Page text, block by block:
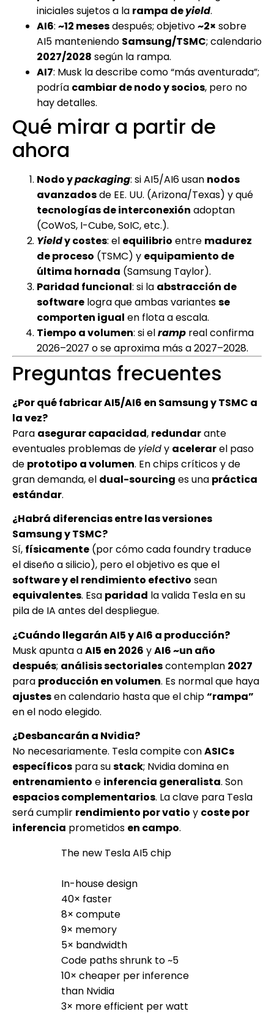
iniciales sujetos a la rampa deyield.
AI6: ~12 mesesdespués; objetivo~2× sobre
AI5 manteniendo Samsung/TSMC; calendario
2027/2028 según la rampa.
AI7: Musk la describe como “más aventurada”;
podría cambiar de nodo y socios, pero no
hay detalles.
Qué mirar a partir de
ahora
Nodo ypackaging: si AI5/AI6 usan nodos
avanzadosde EE. UU. (Arizona/Texas) y qué
tecnologías de interconexión adoptan
(CoWoS, I-Cube, SoIC, etc.).
Yieldy costes: el equilibrio entre madurez
de proceso (TSMC) y equipamiento de
última hornada (Samsung Taylor).
Paridad funcional: si la abstracción de
software logra que ambas variantesse
comporten igual en flota a escala.
Tiempo a volumen: si elramp real confirma
2026–2027 o se aproxima más a 2027–2028.
Preguntas frecuentes
¿Por qué fabricar AI5/AI6 en Samsung y TSMC a
la vez?
Para asegurar capacidad, redundarante
eventuales problemas de yieldy acelerarel paso
de prototipo a volumen. En chips críticos y de
gran demanda, el dual-sourcing es una práctica
estándar.
¿Habrá diferencias entre las versiones
Samsung y TSMC?
Sí, físicamente (por cómo cada foundry traduce
el diseño a silicio), pero el objetivo es que el
software y el rendimiento efectivo sean
equivalentes. Esa paridad la valida Tesla en su
pila de IA antes del despliegue.
¿Cuándo llegarán AI5 y AI6 a producción?
Musk apunta aAI5 en 2026 yAI6 ~un año
después; análisis sectorialescontemplan 2027
para producción en volumen. Es normal que haya
ajustesen calendario hasta que el chip“rampa”
en el nodo elegido.
¿Desbancarán a Nvidia?
No necesariamente. Tesla compite conASICs
específicos para sustack; Nvidia domina en
entrenamiento e inferencia generalista. Son
espacios complementarios. La clave para Tesla
será cumplir rendimiento por vatio y coste por
inferencia prometidos en campo.
The new Tesla AI5 chip
In-house design
40× faster
8× compute
9× memory
5× bandwidth
Code paths shrunk to ~5
10× cheaper per inference
than Nvidia
3× more efficient per watt